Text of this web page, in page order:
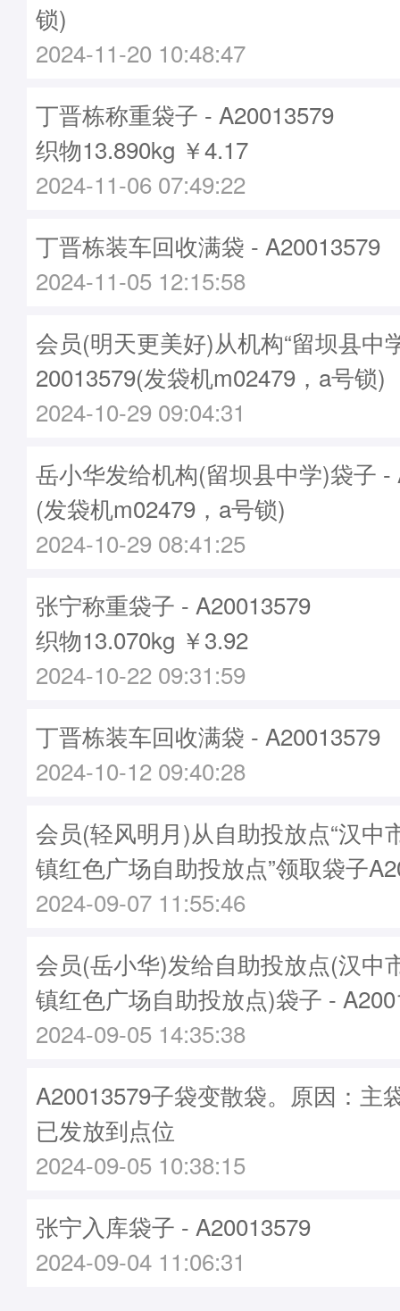
锁)
2024-11-20 10:48:47
丁晋栋称重袋子 - A20013579
织物13.890kg ￥4.17
2024-11-06 07:49:22
丁晋栋装车回收满袋 - A20013579
2024-11-05 12:15:58
会员(明天更美好)从机构“留坝县中
20013579(发袋机m02479，a号锁)
2024-10-29 09:04:31
岳小华发给机构(留坝县中学)袋子 -
(发袋机m02479，a号锁)
2024-10-29 08:41:25
张宁称重袋子 - A20013579
织物13.070kg ￥3.92
2024-10-22 09:31:59
丁晋栋装车回收满袋 - A20013579
2024-10-12 09:40:28
会员(轻风明月)从自助投放点“汉中
镇红色广场自助投放点”领取袋子
2024-09-07 11:55:46
会员(岳小华)发给自助投放点(汉中
镇红色广场自助投放点)袋子 -
2024-09-05 14:35:38
A20013579子袋变散袋。原因：主
已发放到点位
2024-09-05 10:38:15
张宁入库袋子 - A20013579
2024-09-04 11:06:31